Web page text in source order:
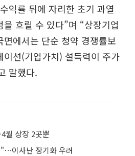
익률 뒤에 자리한 초기 과열
흐릴 수 있다”며 “상장기업
에서는 단순 청약 경쟁률보
이션(기업가치) 설득력이 주가
말했다.
월 상장 2곳뿐
이사난 장기화 우려